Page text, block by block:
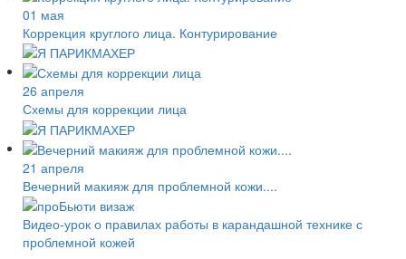
01 мая
Коррекция круглого лица. Контурирование
26 апреля
Схемы для коррекции лица
21 апреля
Вечерний макияж для проблемной кожи....
Видео-урок о правилах работы в карандашной технике с
проблемной кожей